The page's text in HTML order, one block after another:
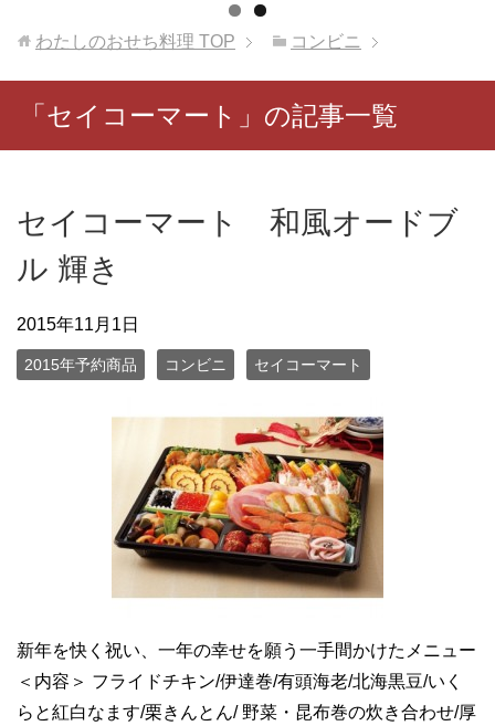
わたしのおせち料理 TOP コンビニ
「セイコーマート」の記事一覧
セイコーマート 和風オードブ
ル 輝き
2015年11月1日
2015年予約商品 コンビニ セイコーマート
新年を快く祝い、一年の幸せを願う一手間かけたメニュー
＜内容＞ フライドチキン/伊達巻/有頭海老/北海黒豆/いく
らと紅白なます/栗きんとん/ 野菜・昆布巻の炊き合わせ/厚